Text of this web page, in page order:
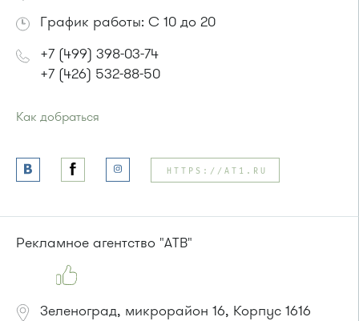
График работы: C 10 до 20
+7 (499) 398-03-74
+7 (426) 532-88-50
Как добраться
Автобус № 14, 28
или до остановки"Улица 1-го Мая":
HTTPS://AT1.RU
Рекламное агентство "АТВ"
Зеленоград, микрорайон 16, Корпус 1616